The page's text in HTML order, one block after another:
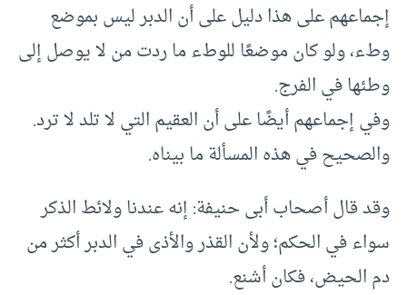
إجماعهم على هذا دليل على أن الدبر ليس بموضع
وطء، ولو كان موضعًا للوطء ما ردت من لا يوصل إلى
وطئها في الفرج.
وفي إجماعهم أيضًا على أن العقيم التي لا تلد لا ترد.
والصحيح في هذه المسألة ما بيناه.
وقد قال أصحاب أبى حنيفة: إنه عندنا ولائط الذكر
سواء في الحكم؛ ولأن القذر والأذى في الدبر أكثر من
دم الحيض، فكان أشنع.